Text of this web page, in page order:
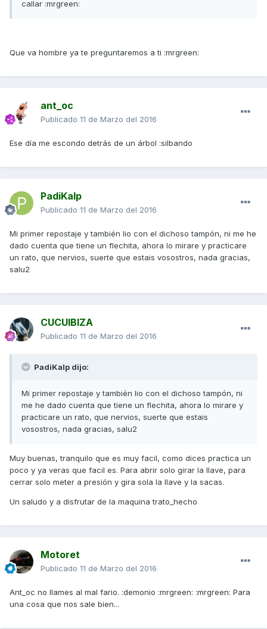
callar :mrgreen:
Que va hombre ya te preguntaremos a ti :mrgreen:
ant_oc
Publicado 11 de Marzo del 2016
Ese día me escondo detrás de un árbol :silbando
PadiKalp
Publicado 11 de Marzo del 2016
Mi primer repostaje y también lio con el dichoso tampón, ni me he
dado cuenta que tiene un flechita, ahora lo mirare y practicare
un rato, que nervios, suerte que estais vosostros, nada gracias,
salu2
CUCUIBIZA
Publicado 11 de Marzo del 2016
PadiKalp dijo:
Mi primer repostaje y también lio con el dichoso tampón, ni
me he dado cuenta que tiene un flechita, ahora lo mirare y
practicare un rato, que nervios, suerte que estais
vosostros, nada gracias, salu2
Muy buenas, tranquilo que es muy facil, como dices practica un
poco y ya veras que facil es. Para abrir solo girar la llave, para
cerrar solo meter a presión y gira sola la llave y la sacas.
Un saludo y a disfrutar de la maquina trato_hecho
Motoret
Publicado 11 de Marzo del 2016
Ant_oc no llames al mal fario. :demonio :mrgreen: :mrgreen: Para
una cosa que nos sale bien...